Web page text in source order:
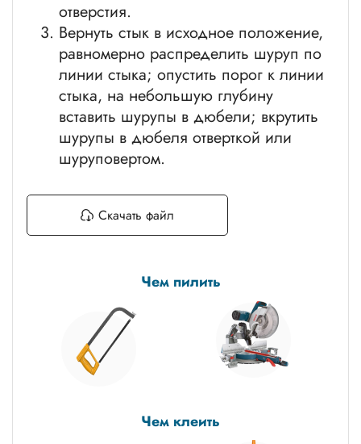
отверстия.
Вернуть стык в исходное положение,
равномерно распределить шуруп по
линии стыка; опустить порог к линии
стыка, на небольшую глубину
вставить шурупы в дюбели; вкрутить
шурупы в дюбеля отверткой или
шуруповертом.
Скачать файл
Чем пилить
Чем клеить